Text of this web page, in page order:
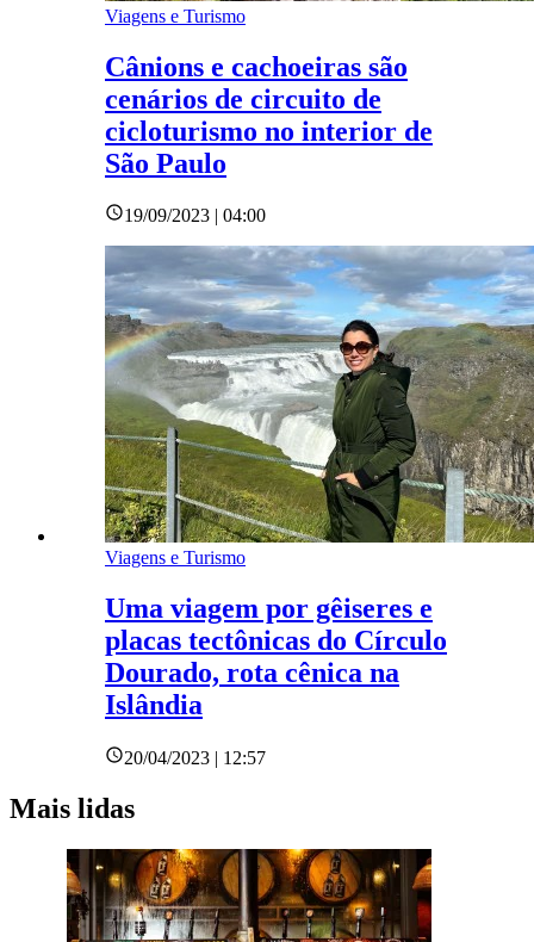
Viagens e Turismo
Cânions e cachoeiras são
cenários de circuito de
cicloturismo no interior de
São Paulo
19/09/2023 | 04:00
Viagens e Turismo
Uma viagem por gêiseres e
placas tectônicas do Círculo
Dourado, rota cênica na
Islândia
20/04/2023 | 12:57
Mais lidas